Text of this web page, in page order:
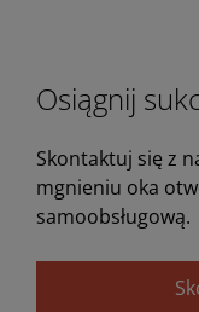
Osiągnij
Skontaktuj się z
mgnieniu oka
samoobsługową.